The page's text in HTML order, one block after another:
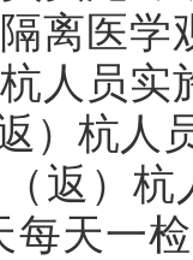
离医
人员实
）杭人
返）杭
每天一